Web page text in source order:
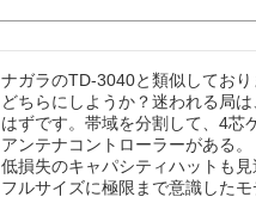
ナガラのTD-3040と類似しており
どちらにしようか？迷われる局
はずです。帯域を分割して、4芯
アンテナコントローラーがある。
低損失のキャパシティハットも見
フルサイズに極限まで意識したモ